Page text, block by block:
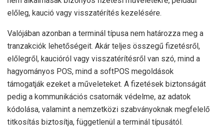
előleg, kaució vagy visszatérítés kezelésére.
Valójában azonban a terminál típusa nem határozza meg a
tranzakciók lehetőségeit. Akár teljes összegű fizetésről,
előlegről, kaucióról vagy visszatérítésről van szó, mind a
hagyományos POS, mind a softPOS megoldások
támogatják ezeket a műveleteket. A fizetések biztonságát
pedig a kommunikációs csatornák védelme, az adatok
kódolása, valamint a nemzetközi szabványoknak megfelelő
titkosítás biztosítja, függetlenül a terminál típusától.